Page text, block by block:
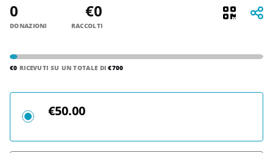
0
DONAZIONI
€0
RACCOLTI
€0 RICEVUTI SU UN TOTALE DI€700
€50.00